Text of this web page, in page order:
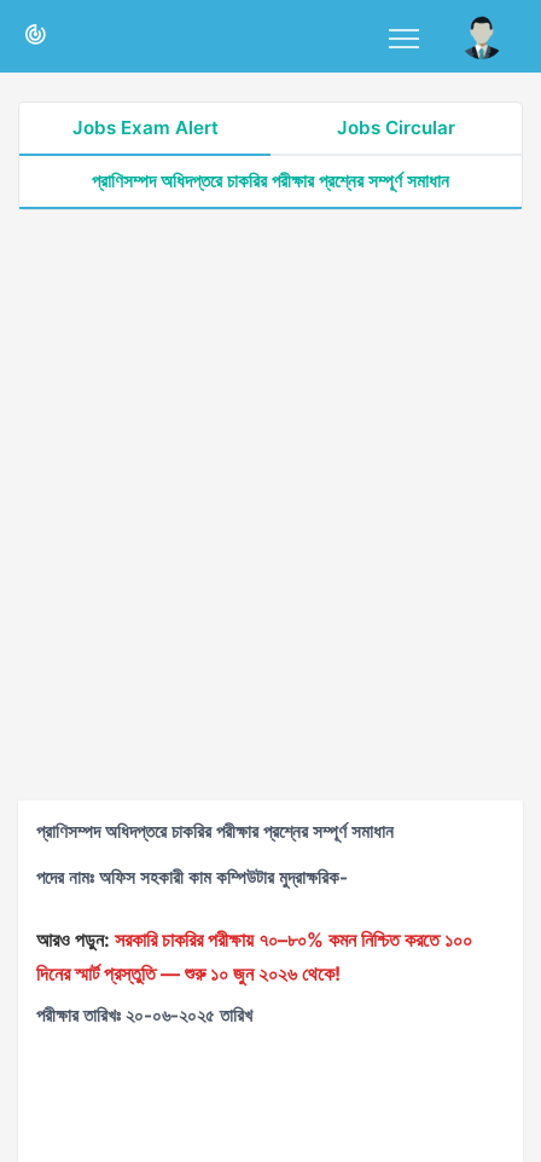
Jobs Exam Alert Jobs Circular
প্রাণিসম্পদ অধিদপ্তরে চাকরির পরীক্ষার প্রশ্নের সম্পূর্ণ সমাধান
প্রাণিসম্পদ অধিদপ্তরে চাকরির পরীক্ষার প্রশ্নের সম্পূর্ণ সমাধান
পদের নামঃ অফিস সহকারী কাম কম্পিউটার মুদ্রাক্ষরিক-
আরও পড়ুন: সরকারি চাকরির পরীক্ষায় ৭০–৮০% কমন নিশ্চিত করতে ১০০
দিনের স্মার্ট প্রস্তুতি — শুরু ১০ জুন ২০২৬ থেকে!
পরীক্ষার তারিখঃ ২০-০৬-২০২৫ তারিখ